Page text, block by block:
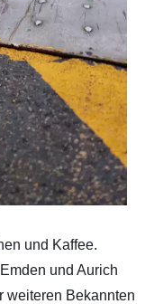
und Kaffee.
und Aurich
weiteren Bekannten